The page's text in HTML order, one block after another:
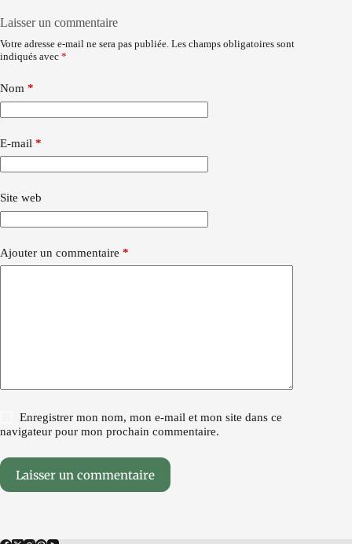
Laisser un commentaire
Votre adresse e-mail ne sera pas publiée. Les champs obligatoires sont
indiqués avec *
Nom *
E-mail *
Site web
Ajouter un commentaire *
Enregistrer mon nom, mon e-mail et mon site dans ce
navigateur pour mon prochain commentaire.
Laisser un commentaire